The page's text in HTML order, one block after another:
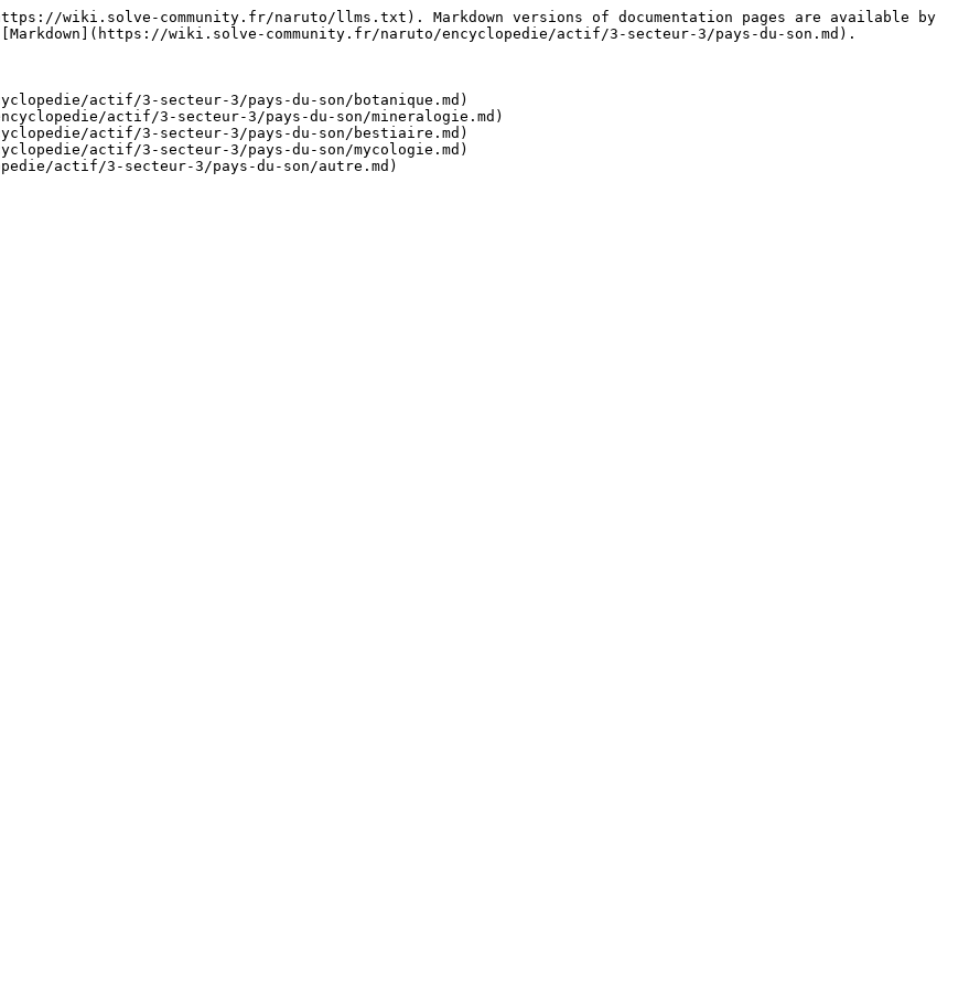
wiki.solve-community.fr/naruto/llms.txt). Markdown versions of documentation pages are available by
wiki.solve-community.fr/naruto/encyclopedie/actif/3-secteur-3/pays-du-son.md).
actif/3-secteur-3/pays-du-son/botanique.md)
actif/3-secteur-3/pays-du-son/mineralogie.md)
actif/3-secteur-3/pays-du-son/bestiaire.md)
actif/3-secteur-3/pays-du-son/mycologie.md)